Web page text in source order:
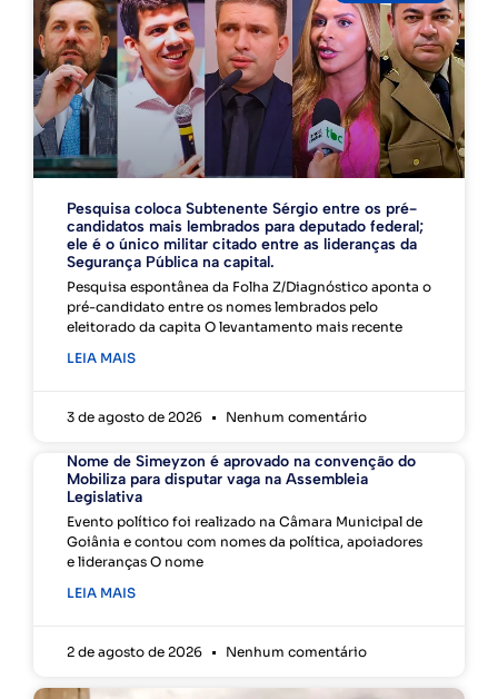
Pesquisa coloca Subtenente Sérgio entre os pré-
candidatos mais lembrados para deputado federal;
ele é o único militar citado entre as lideranças da
Segurança Pública na capital.
Pesquisa espontânea da Folha Z/Diagnóstico aponta o
pré-candidato entre os nomes lembrados pelo
eleitorado da capita O levantamento mais recente
LEIA MAIS
3 de agosto de 2026 Nenhum comentário
Nome de Simeyzon é aprovado na convenção do
Mobiliza para disputar vaga na Assembleia
Legislativa
Evento político foi realizado na Câmara Municipal de
Goiânia e contou com nomes da política, apoiadores
e lideranças O nome
LEIA MAIS
2 de agosto de 2026 Nenhum comentário